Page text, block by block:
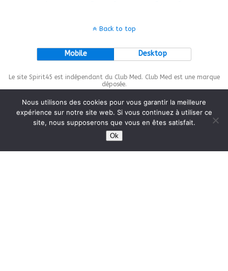
Back to top
Mobile Desktop
Le site Spirit45 est indépendant du Club Med. Club Med est une marque
déposée.
This site is protected bywp-copyrightpro.com
Nous utilisons des cookies pour vous garantir la meilleure
expérience sur notre site web. Si vous continuez à utiliser ce
site, nous supposerons que vous en êtes satisfait.
Ok